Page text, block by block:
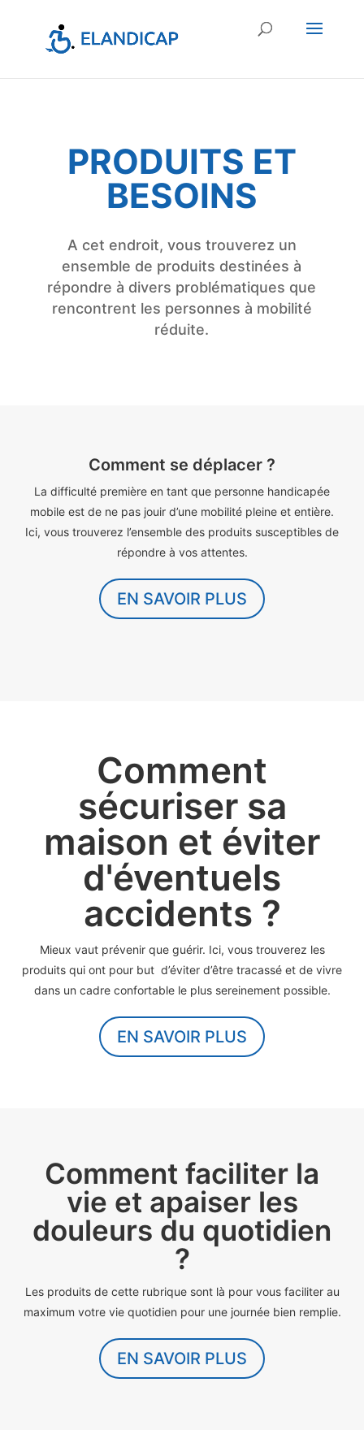
PRODUITS ET
BESOINS
A cet endroit, vous trouverez un
ensemble de produits destinées à
répondre à divers problématiques que
rencontrent les personnes à mobilité
réduite.
Comment se déplacer ?
La difficulté première en tant que personne handicapée
mobile est de ne pas jouir d’une mobilité pleine et entière.
Ici, vous trouverez l’ensemble des produits susceptibles de
répondre à vos attentes.
EN SAVOIR PLUS
Comment
sécuriser sa
maison et éviter
d'éventuels
accidents ?
Mieux vaut prévenir que guérir. Ici, vous trouverez les
produits qui ont pour but d’éviter d’être tracassé et de vivre
dans un cadre confortable le plus sereinement possible.
EN SAVOIR PLUS
Comment faciliter la
vie et apaiser les
douleurs du quotidien
?
Les produits de cette rubrique sont là pour vous faciliter au
maximum votre vie quotidien pour une journée bien remplie.
EN SAVOIR PLUS